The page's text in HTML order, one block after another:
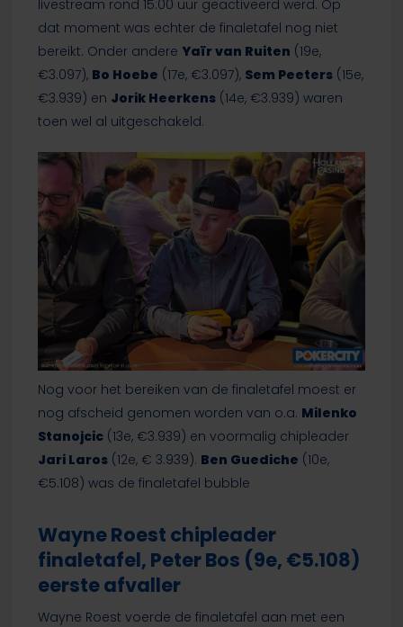
livestream rond 15:00 uur geactiveerd werd. Op
dat moment was echter de finaletafel nog niet
bereikt. Onder andere Yaïr van Ruiten (19e,
€3.097), Bo Hoebe (17e, €3.097), Sem Peeters(15e,
€3.939) en Jorik Heerkens(14e, €3.939) waren
toen wel al uitgeschakeld.
Nog voor het bereiken van de finaletafel moest er
nog afscheid genomen worden van o.a. Milenko
Stanojcic(13e, €3.939) en voormalig chipleader
Jari Laros(12e, € 3.939). Ben Guediche (10e,
€5.108) was de finaletafel bubble
Wayne Roest chipleader
finaletafel, Peter Bos (9e, €5.108)
eerste afvaller
Wayne Roest voerde de finaletafel aan met een